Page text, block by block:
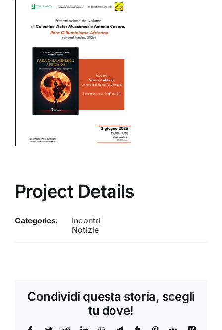
Project Details
Categories:
Incontri
Notizie
Condividi questa storia, scegli
tu dove!